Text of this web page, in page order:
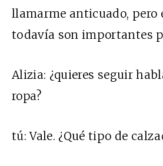
llamarme anticuado, pero
todavía son importantes
Alizia: ¿quieres seguir
ropa?
tú:Vale. ¿Qué tipo de